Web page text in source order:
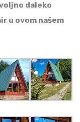
daleko
u ovom našem